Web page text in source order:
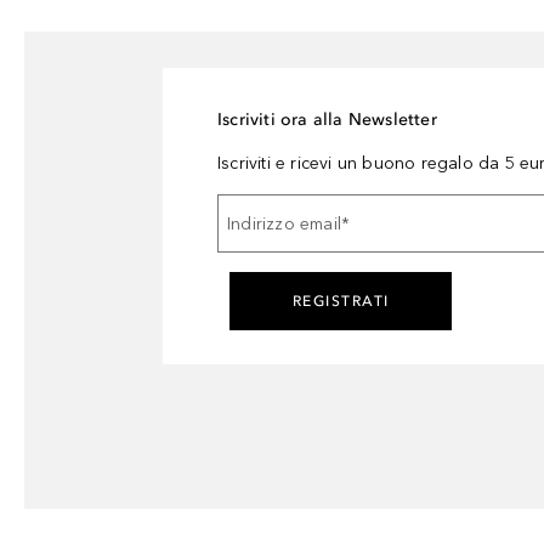
Iscriviti ora alla Newsletter
Iscriviti e ricevi un buono regalo da 5
Indirizzo email *
REGISTRATI